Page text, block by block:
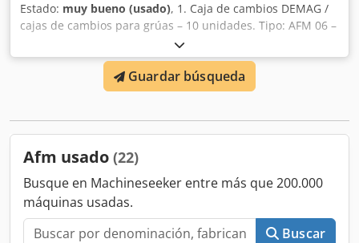
Estado: muy bueno (usado), 1. Caja de cambios DEMAG /
cajas de cambios para grúas – 10 unidades. Tipo: AFM 06 –
1 unidad Tipo: AFM 05 – 1 unidad Dodpoyu Sbuefx Adtsck
Tipo: AFM 04 – 1 unidad (hay 3 unidades disponibles).
Tipo: AFM 04 – 1 unidad Tipo: ADE 50 DD – 1 unidad Tipo:
Caja de engranajes cónicos AFW 08 – 1 unidad Tipo: WUK
Guardar búsqueda
Afm usado (22)
Busque en Machineseeker entre más que 200.000
máquinas usadas.
Buscar